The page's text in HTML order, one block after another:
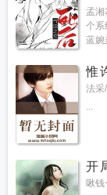
孟
个系
蓝婉
惟
法采
...
开
啾钱